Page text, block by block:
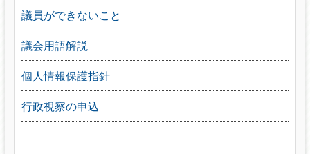
議員ができないこと
議会用語解説
個人情報保護指針
行政視察の申込